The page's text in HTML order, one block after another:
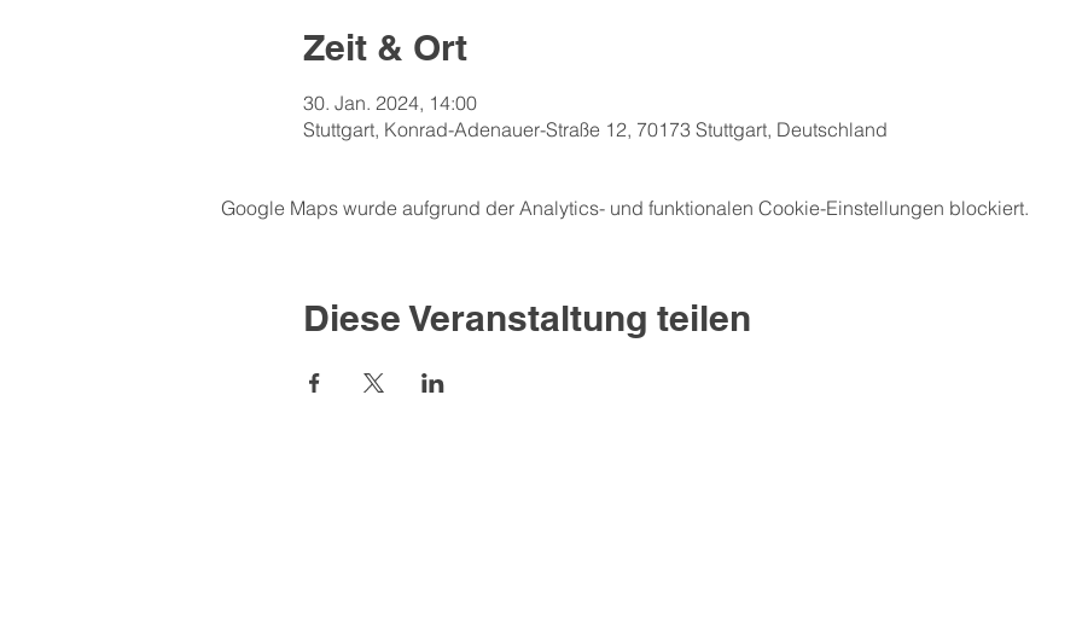
Zeit & Ort
30. Jan. 2024, 14:00
Stuttgart, Konrad-Adenauer-Straße 12, 70173 Stuttgart, Deutschland
Google Maps wurde aufgrund der Analytics- und funktionalen Cookie-Einstellungen blockiert.
Diese Veranstaltung teilen